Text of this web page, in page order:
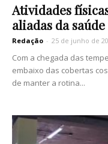
Atividades
aliadas da
Redação - 25 de junho de
Com a chegada das
embaixo das cobertas
de manter a rotina...